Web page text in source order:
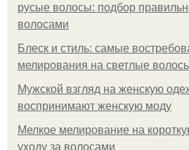
русые волосы: подбор
волосами
Блеск и стиль: самые
мелирования на светлые
Мужской взгляд на женскую
воспринимают женскую моду
Мелкое мелирование на
уходу за волосами